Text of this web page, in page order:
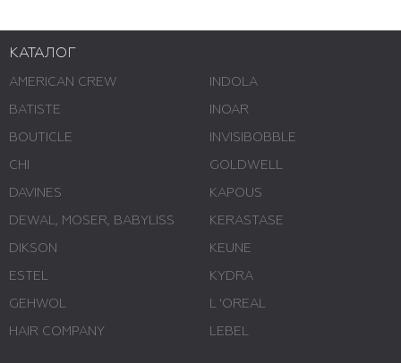
КАТАЛОГ
AMERICAN CREW
BATISTE
BOUTICLE
CHI
DAVINES
DEWAL, MOSER, BABYLISS
DIKSON
ESTEL
GEHWOL
HAIR COMPANY
INDOLA
INOAR
INVISIBOBBLE
GOLDWELL
KAPOUS
KERASTASE
KEUNE
KYDRA
L 'ОREAL
LEBEL